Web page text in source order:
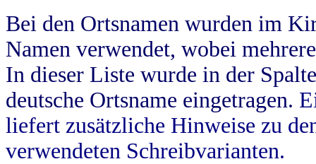
Bei den Ortsnamen wurden im
Namen verwendet, wobei
In dieser Liste wurde in der
deutsche Ortsname eingetragen.
liefert zusätzliche Hinweise zu
verwendeten Schreibvarianten.